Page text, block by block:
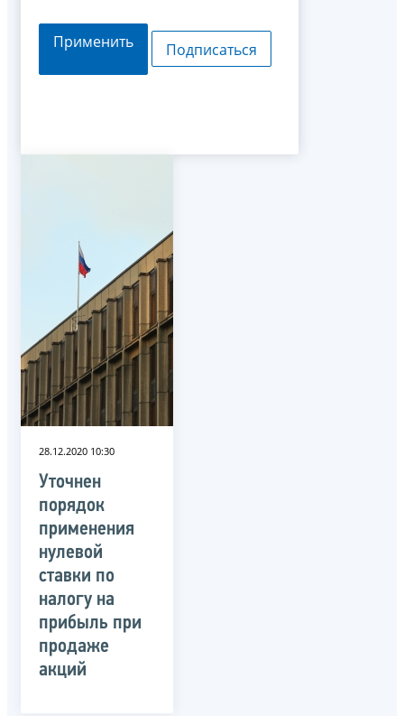
Применить Подписаться
28.12.2020 10:30
Уточнен
порядок
применения
нулевой
ставки по
налогу на
прибыль при
продаже
акций